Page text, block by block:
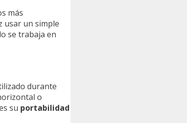
más
usar un simple
se trabaja en
durante
o
su portabilidad